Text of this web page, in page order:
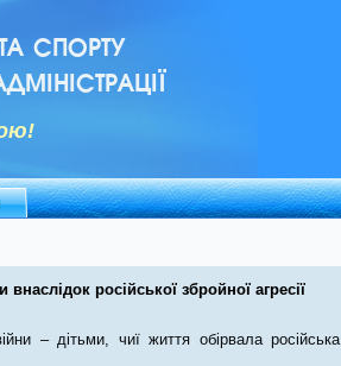
СПОРТУ
російської збройної агресії
– дітьми, чиї життя обірвала російська